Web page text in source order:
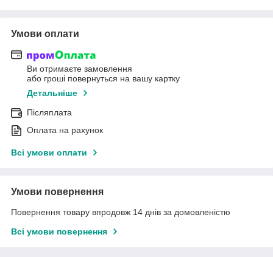
Умови оплати
Ви отримаєте замовлення
або гроші повернуться на вашу картку
Детальніше
Післяплата
Оплата на рахунок
Всі умови оплати
Умови повернення
Повернення товару впродовж 14 днів за домовленістю
Всі умови повернення